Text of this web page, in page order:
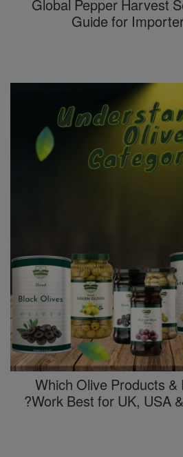
Global Pepper Harvest
Guide for
Which Olive Products
Work Best for UK, USA